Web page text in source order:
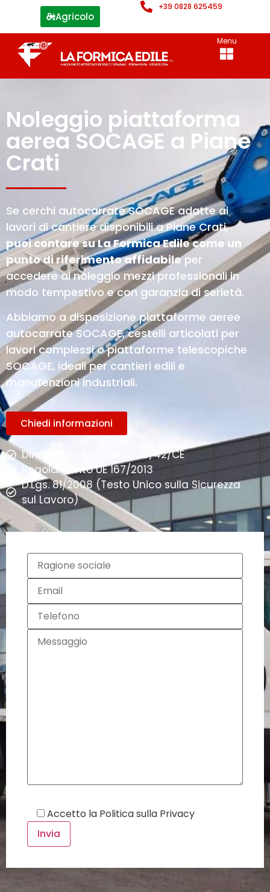
Agricolo
+39 0828 625459
Menu
Noleggio piattaforma
aerea SOCAGE a Piane
Crati
Se cerchi autocarrate SOCAGE adatte ai
lavori di cantiere disponibili a Piane Crati,
puoi contare su La Formica Edile come un
punto di riferimento affidabileper
accedere al noleggio mezzi professionali in
modo tempestivo e con garanzia di serietà.
Abbiamo a disposizione piattaforme aeree
autocarrate SOCAGE, cestelli articolati per
lavori complessi o piattaforme telescopiche
SOCAGE, ideali per cantieri edili e
manutenzioni industriali.
Chiedi informazioni
Direttiva Macchine 2006/42/CE
Regolamento UE 167/2013
D.Lgs. 81/2008 (Testo Unico sulla Sicurezza
sul Lavoro)
Accetto la Politica sulla Privacy